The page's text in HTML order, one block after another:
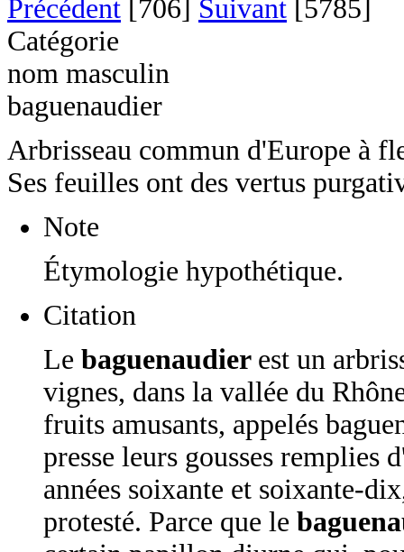
Précédent [706] Suivant [5785]
Catégorie
nom masculin
baguenaudier
Arbrisseau commun d'Europe à
Ses feuilles ont des vertus
Note
Étymologie hypothétique.
Citation
Le baguenaudier est un
vignes, dans la vallée du
fruits amusants, appelés
presse leurs gousses remplies
années soixante et soixante-
protesté. Parce que le